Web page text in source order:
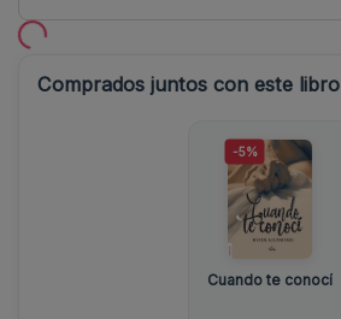
Comprados juntos con este libro
-5%
Cuando te conocí